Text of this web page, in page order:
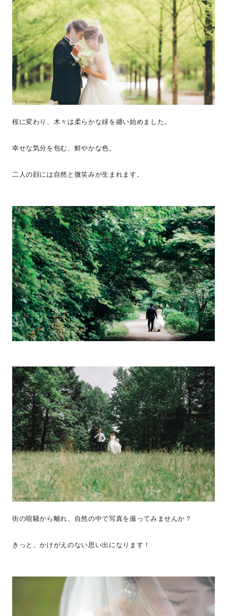
桜に変わり、木々は柔らかな緑を纏い始めました。
幸せな気分を包む、鮮やかな色。
二人の顔には自然と微笑みが生まれます。
街の喧騒から離れ、自然の中で写真を撮ってみませんか？
きっと、かけがえのない思い出になります！